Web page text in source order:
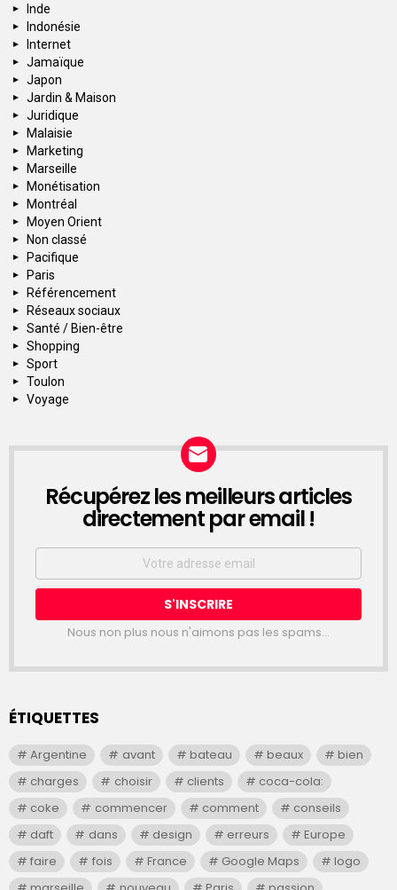
Inde
Indonésie
Internet
Jamaïque
Japon
Jardin & Maison
Juridique
Malaisie
Marketing
Marseille
Monétisation
Montréal
Moyen Orient
Non classé
Pacifique
Paris
Référencement
Réseaux sociaux
Santé / Bien-être
Shopping
Sport
Toulon
Voyage
NEWSLETTER
Récupérez les meilleurs articles
directement par email !
Email
Nous non plus nous n'aimons pas les spams...
ÉTIQUETTES
Argentine avant bateau beaux
bien
charges
choisir clients
coca-cola:
coke
commencer comment
conseils
daft
dans design erreurs
Europe
faire
fois France Google Maps
logo